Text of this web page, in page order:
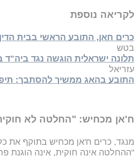
לקריאה נוספת
כרים חאן, התובע הראשי בבית
בטש
תלונה ישראלית הוגשה נגד
עזריאל
התובע בהאג ממשיך להסתבך:
ח'אן מכחיש: "החלטה לא
מנגד, כרים ח'אן מכחיש בתוקף את כל
"ההחלטה אינה חוקית, אינה הוגנת